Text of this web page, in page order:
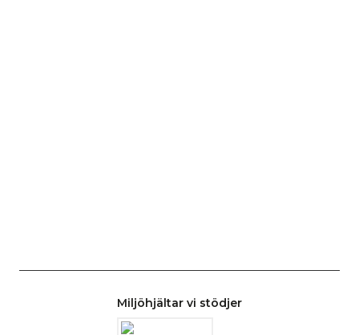
Miljöhjältar vi stödjer